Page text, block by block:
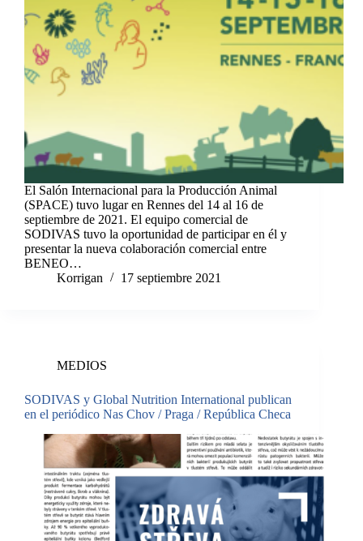
El Salón Internacional para la Producción Animal
(SPACE) tuvo lugar en Rennes del 14 al 16 de
septiembre de 2021. El equipo comercial de
SODIVAS tuvo la oportunidad de participar en él y
presentar la nueva colaboración comercial entre
BENEO…
Korrigan
17 septiembre 2021
MEDIOS
SODIVAS y Global Nutrition International publican
en el periódico Nas Chov / Praga / República Checa